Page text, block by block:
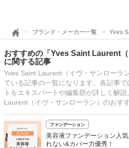
ブランド・メーカー一覧 Yves
おすすめの「Yves Saint Laurent（
に関する記事
Yves Saint Laurent（イヴ・サンローラ
ている記事の一覧になります。各記事
トをエキスパートや編集部が詳しく解
Laurent（イヴ・サンローラン）のおす
ファンデーション
美容液ファンデーション人
れない&カバー力優秀！